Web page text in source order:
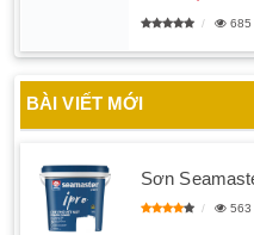
685
BÀI VIẾT MỚI
Sơn
563